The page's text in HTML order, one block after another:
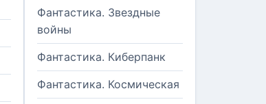
Фантастика. Звездные
войны
Фантастика. Киберпанк
Фантастика. Космическая